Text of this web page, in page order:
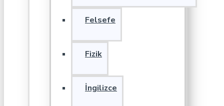
Felsefe
Fizik
İngilizce